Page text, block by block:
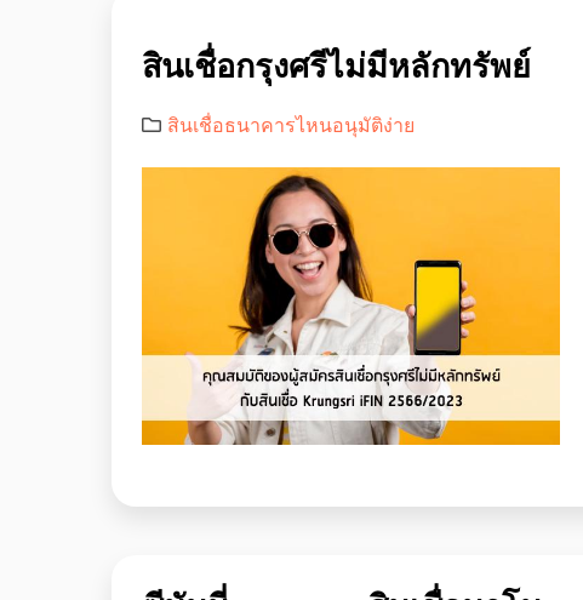
สินเชื่อกรุงศรีไม่มีหลักทรัพย์
สินเชื่อธนาคารไหนอนุมัติง่าย